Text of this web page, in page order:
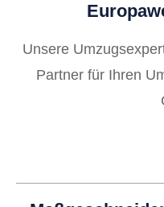
Unsere
Partner für Ihren